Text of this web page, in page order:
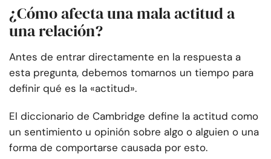
¿Cómo afecta una mala actitud a
una relación?
Antes de entrar directamente en la respuesta a
esta pregunta, debemos tomarnos un tiempo para
definir qué es la «actitud».
El diccionario de Cambridge define la actitud como
un sentimiento u opinión sobre algo o alguien o una
forma de comportarse causada por esto.